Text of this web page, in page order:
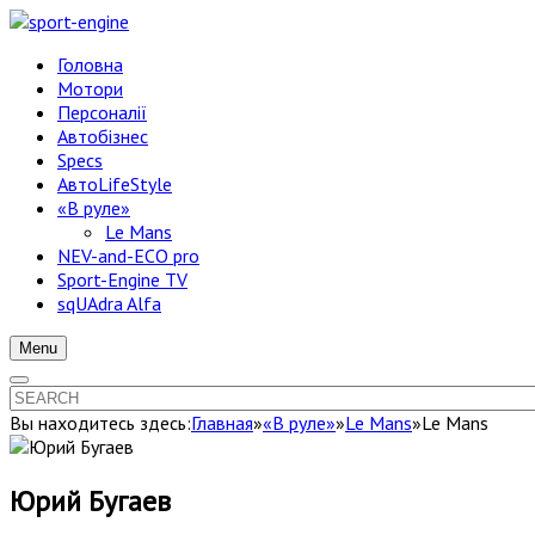
Головна
Мотори
Персоналії
Автобізнес
Specs
АвтоLifeStyle
«В руле»
Le Mans
NEV-and-ECO pro
Sport-Engine TV
sqUAdra Alfa
Menu
Вы находитесь здесь:Главная»«В руле»»Le Mans»Le Mans
Юрий Бугаев